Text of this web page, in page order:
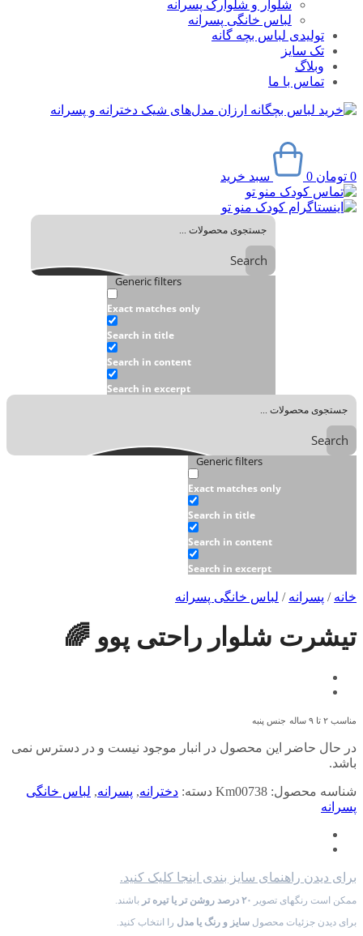
شلوار و شلوارک پسرانه
لباس خانگی پسرانه
تولیدی لباس بچه گانه
تک سایز
وبلاگ
تماس با ما
0 تومان 0 سبد خرید
Search
Generic filters
Exact matches only
Search in title
Search in content
Search in excerpt
Search
Generic filters
Exact matches only
Search in title
Search in content
Search in excerpt
خانه / پسرانه / لباس خانگی پسرانه
تیشرت شلوار راحتی پوو 🌈
مناسب ۲ تا ۹ ساله جنس پنبه
در حال حاضر این محصول در انبار موجود نیست و در دسترس نمی
باشد.
شناسه محصول: Km00738 دسته: دخترانه, پسرانه, لباس خانگی
پسرانه
برای دیدن راهنمای سایز بندی اینجا کلیک کنید.
ممکن است رنگهای تصویر ۲۰ درصد روشن تر یا تیره تر
باشند.
برای دیدن جزئیات محصول سایز و رنگ یا مدل را انتخاب کنید.